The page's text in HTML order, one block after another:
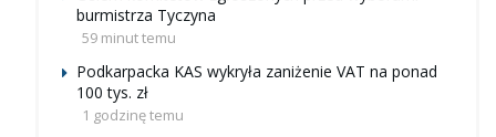
burmistrza Tyczyna
59 minut temu
Podkarpacka KAS wykryła zaniżenie VAT na ponad
100 tys. zł
1 godzinę temu